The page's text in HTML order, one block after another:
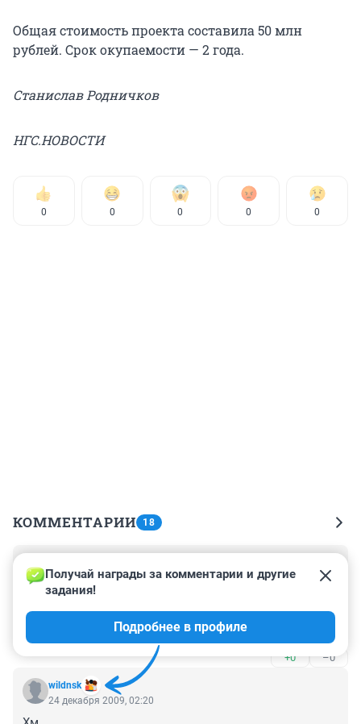
Общая стоимость проекта составила 50 млн
рублей. Срок окупаемости — 2 года.
Станислав Родничков
НГС.НОВОСТИ
0 0 0 0 0
КОММЕНТАРИИ 18
24 декабря 2009, 03:24
Журналист некорректно сравнил %% выхода
нефтепродуктов. В первом случае - из газконденсата,
во втором - из сырой нефти. Технология тут не
причем.
+0 –0
wildnsk
Получай награды за комментарии и другие
задания!
Подробнее в профиле
24 декабря 2009, 02:20